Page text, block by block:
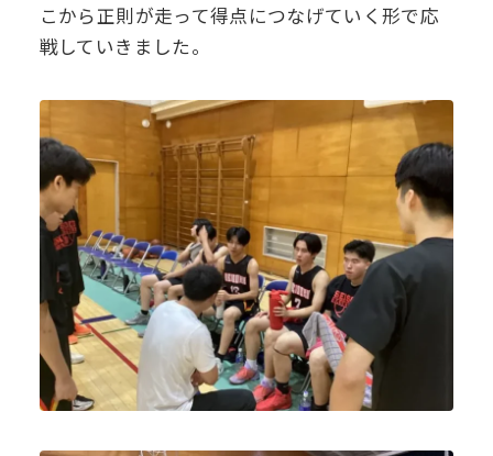
こから正則が走って得点につなげていく形で応
戦していきました。